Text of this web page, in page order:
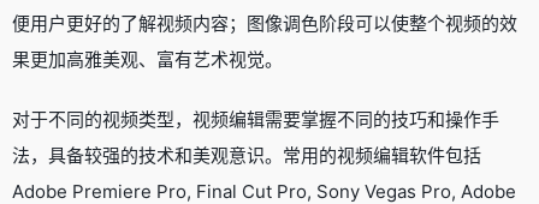
便用户更好的了解视频内容；图像调色阶段可以使整个视频的效
果更加高雅美观、富有艺术视觉。
对于不同的视频类型，视频编辑需要掌握不同的技巧和操作手
法，具备较强的技术和美观意识。常用的视频编辑软件包括
Adobe Premiere Pro, Final Cut Pro, Sony Vegas Pro, Adobe